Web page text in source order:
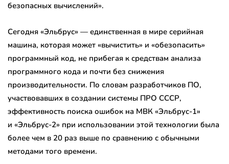
безопасных вычислений».
Сегодня «Эльбрус» — единственная в мире серийная
машина, которая может «вычистить» и «обезопасить»
программный код, не прибегая к средствам анализа
программного кода и почти без снижения
производительности. По словам разработчиков ПО,
участвовавших в создании системы ПРО СССР,
эффективность поиска ошибок на МВК «Эльбрус-1»
и «Эльбрус-2» при использовании этой технологии была
более чем в 20 раз выше по сравнению с обычными
методами того времени.